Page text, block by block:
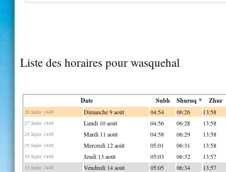
Liste des horaires pour wasquehal
Date Subh Shuruq * Zhur
26 Safar 1448 Dimanche 9 août 04:54 06:26 13:58
27 Safar 1448 Lundi 10 août 04:56 06:28 13:58
28 Safar 1448 Mardi 11 août 04:58 06:29 13:58
29 Safar 1448 Mercredi 12 août 05:01 06:31 13:58
30 Safar 1448 Jeudi 13 août 05:03 06:32 13:57
31 Safar 1448 Vendredi 14 août 05:05 06:34 13:57